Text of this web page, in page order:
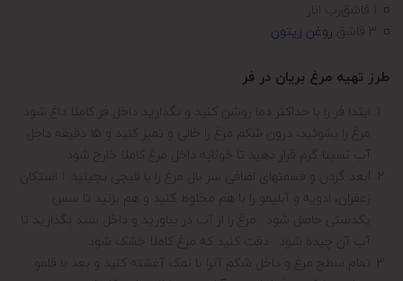
3 قاشق
روغن زیتون
طرز تهیه مرغ بریان در فر
ابتدا فر را با حداکثر دما روشن کنید و بگذارید داخل فر کاملا داغ شود.
مرغ را بشوئید، درون شکم مرغ را خالی و تمیز کنید و ۱۵ دقیقه داخل
آب نسبتا گرم قرار دهید تا خونابه داخل مرغ کاملا خارج شود .
Iبعد گردن و قسمتهای اضافی سر بال مرغ را با قیچی بچینید. ۱ استکان
زعفران، ادویه و آبلیمو را با هم مخلوط کنید و هم بزنید تا سس
یکدستی حاصل شود . مرغ را از آب در بیاورید و داخل سبد بگذارید تا
آب آن چیده شود . دقت کنید که مرغ کاملا خشک شود.
تمام سطح مرغ و داخل شکم آنرا با نمک آغشته کنید و بعد با قلمو